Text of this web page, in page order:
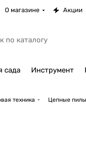
О магазине Акции
сада Инструмент
техника Цепные пилы